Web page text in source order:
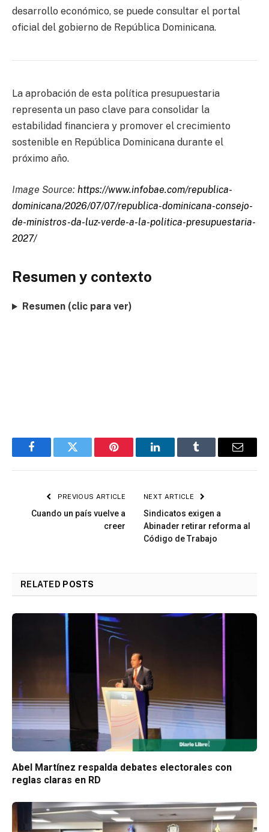
desarrollo económico, se puede consultar el portal
oficial del gobierno de República Dominicana.
La aprobación de esta política presupuestaria
representa un paso clave para consolidar la
estabilidad financiera y promover el crecimiento
sostenible en República Dominicana durante el
próximo año.
Image Source: https://www.infobae.com/republica-
dominicana/2026/07/07/republica-dominicana-consejo-
de-ministros-da-luz-verde-a-la-politica-presupuestaria-
2027/
Resumen y contexto
Resumen (clic para ver)
FacebookTwitter Pinterest LinkedInTumblr Email
PREVIOUS ARTICLE
Cuando un país vuelve a
creer
NEXT ARTICLE
Sindicatos exigen a
Abinader retirar reforma al
Código de Trabajo
RELATED POSTS
Abel Martínez respalda debates electorales con
reglas claras en RD